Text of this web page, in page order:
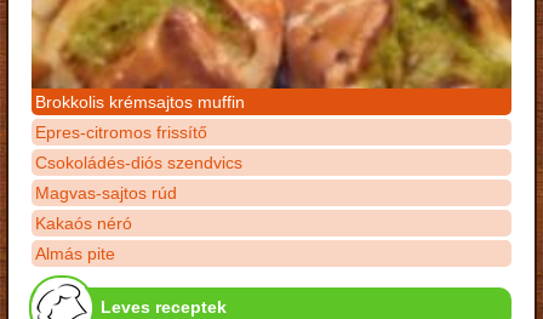
Brokkolis krémsajtos muffin
Epres-citromos frissítő
Csokoládés-diós szendvics
Magvas-sajtos rúd
Kakaós néró
Almás pite
Leves receptek